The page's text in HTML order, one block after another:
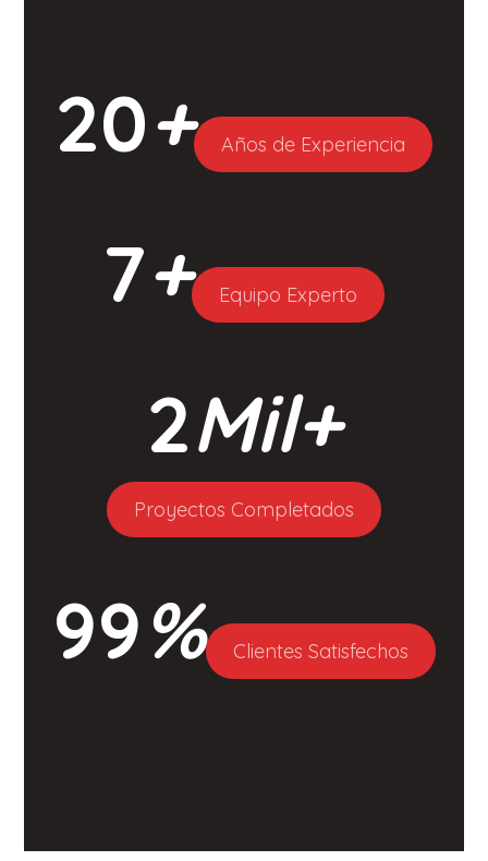
20+ Años de Experiencia
7+ Equipo Experto
2Mil+
Proyectos Completados
99% Clientes Satisfechos